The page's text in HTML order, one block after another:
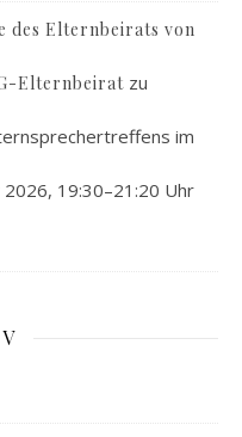
des Elternbeirats von
Elternbeirat zu
im
2026, 19:30–21:20 Uhr